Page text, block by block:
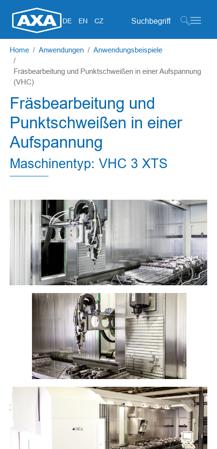
DE EN CZ Suchformular
Home Anwendungen Anwendungsbeispiele
Fräsbearbeitung und Punktschweißen in einer Aufspannung
(VHC)
Fräsbearbeitung und
Punktschweißen in einer
Aufspannung
Maschinentyp: VHC 3 XTS